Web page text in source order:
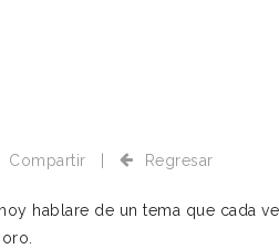
Compartir Regresar
hablare de un tema que cada